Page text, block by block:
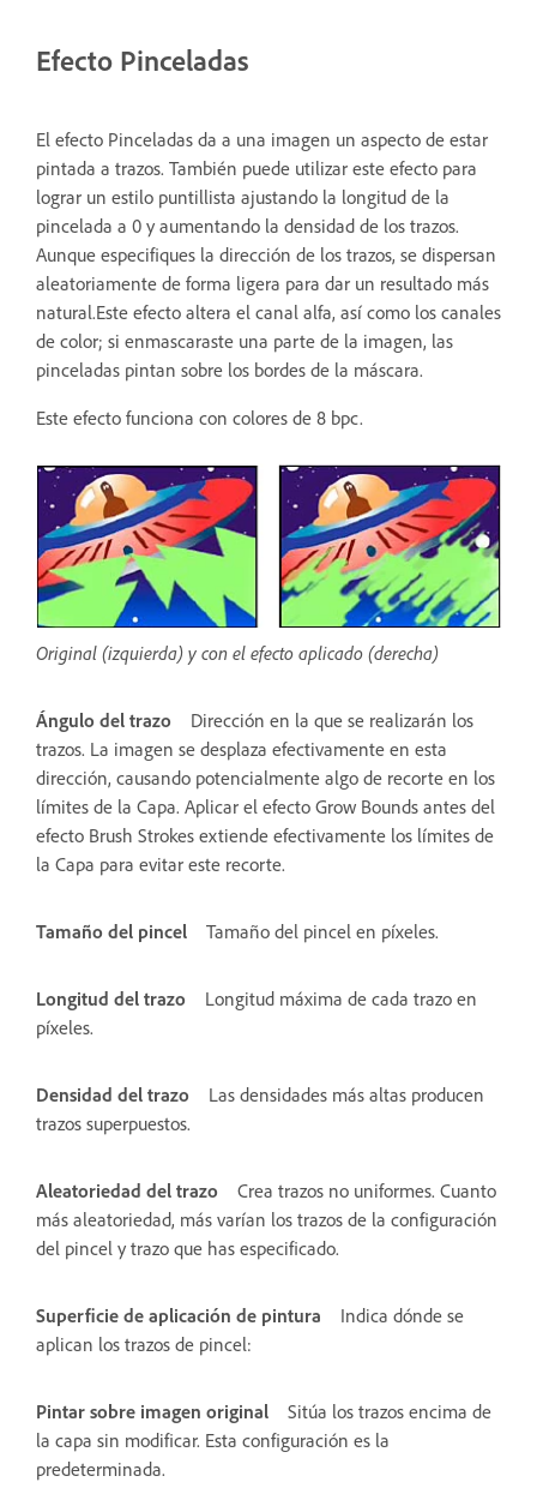
Efecto Pinceladas
El efecto Pinceladas da a una imagen un aspecto de estar
pintada a trazos. También puede utilizar este efecto para
lograr un estilo puntillista ajustando la longitud de la
pincelada a 0 y aumentando la densidad de los trazos.
Aunque especifiques la dirección de los trazos, se dispersan
aleatoriamente de forma ligera para dar un resultado más
natural.Este efecto altera el canal alfa, así como los canales
de color; si enmascaraste una parte de la imagen, las
pinceladas pintan sobre los bordes de la máscara.
Este efecto funciona con colores de 8 bpc.
Original (izquierda) y con el efecto aplicado (derecha)
Ángulo del trazo
Dirección en la que se realizarán los
trazos. La imagen se desplaza efectivamente en esta
dirección, causando potencialmente algo de recorte en los
límites de la Capa. Aplicar el efecto Grow Bounds antes del
efecto Brush Strokes extiende efectivamente los límites de
la Capa para evitar este recorte.
Tamaño del pincel Tamaño del pincel en píxeles.
Longitud del trazo
Longitud máxima de cada trazo en
píxeles.
Densidad del trazo
Las densidades más altas producen
trazos superpuestos.
Aleatoriedad del trazo
Crea trazos no uniformes. Cuanto
más aleatoriedad, más varían los trazos de la configuración
del pincel y trazo que has especificado.
Superficie de aplicación de pintura
Indica dónde se
aplican los trazos de pincel:
Pintar sobre imagen original
Sitúa los trazos encima de
la capa sin modificar. Esta configuración es la
predeterminada.